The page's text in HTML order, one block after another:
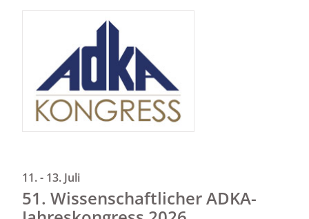
11. - 13. Juli
51. Wissenschaftlicher ADKA-